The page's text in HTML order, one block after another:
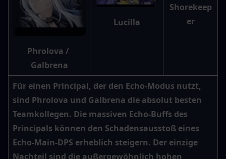
Phrolova /
Galbrena
Lucilla
Shorekeep
er
Für einen Principal, der den Echo-Modus nutzt,
sind Phrolova und Galbrena die absolut besten
Teamkollegen. Die massiven Echo-Buffs des
Principals können den Schadensausstoß eines
Echo-Main-DPS erheblich steigern. Der einzige
Nachteil sind die außergewöhnlich hohen